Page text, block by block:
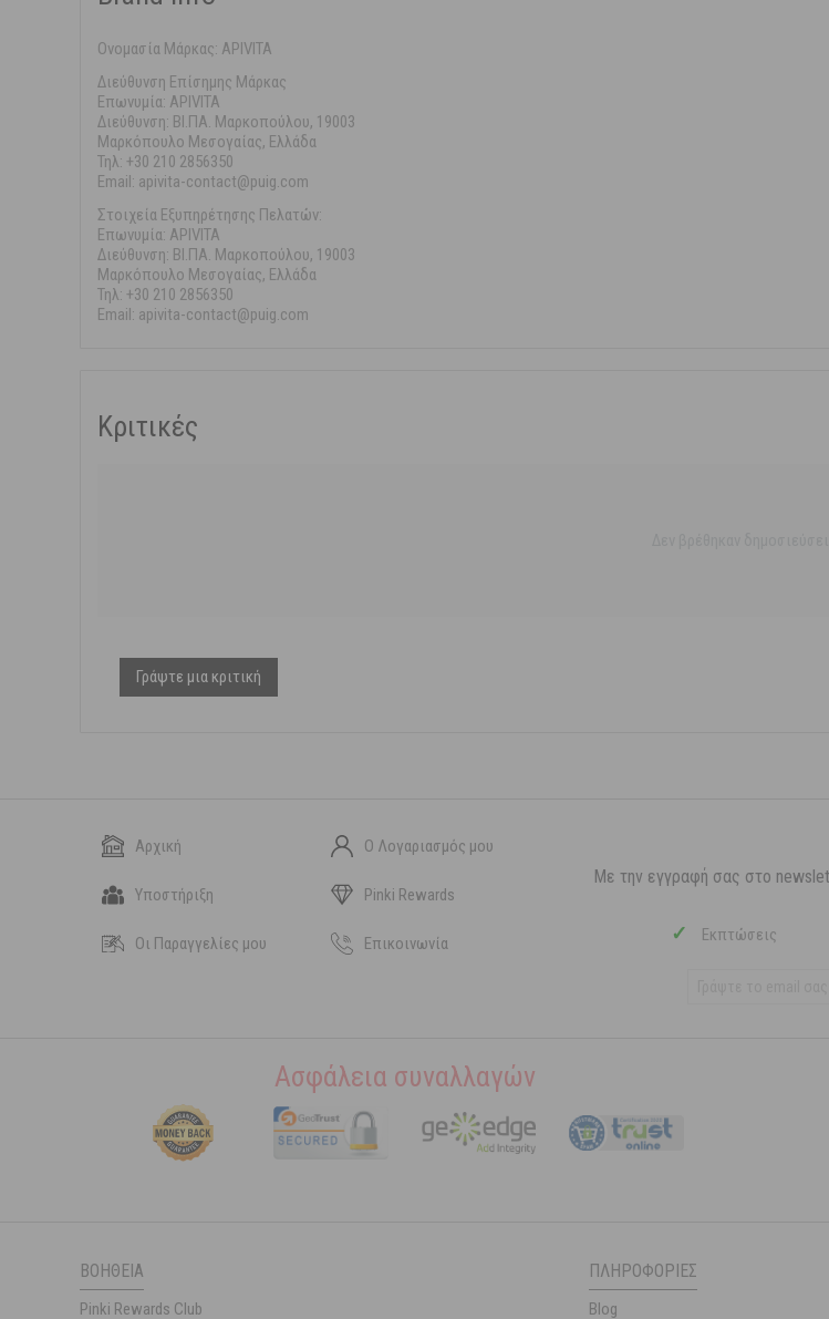
Ονομασία Μάρκας: APIVITA
Διεύθυνση Επίσημης Μάρκας
Επωνυμία: APIVITA
Διεύθυνση: ΒΙ.ΠΑ. Μαρκοπούλου, 19003
Μαρκόπουλο Μεσογαίας, Ελλάδα
Τηλ: +30 210 2856350
Email: apivita-contact@puig.com
Στοιχεία Εξυπηρέτησης Πελατών:
Επωνυμία: APIVITA
Διεύθυνση: ΒΙ.ΠΑ. Μαρκοπούλου, 19003
Μαρκόπουλο Μεσογαίας, Ελλάδα
Τηλ: +30 210 2856350
Email: apivita-contact@puig.com
Κριτικές
Γράψτε μια κριτική
Αρχική Ο Λογαριασμός μου
Υποστήριξη Pinki Rewards
Οι Παραγγελίες μου Επικοινωνία
Με την εγγραφή σας στο
✓ Εκπτώσεις
Ασφάλεια συναλλαγών
ΒΟΉΘΕΙΑ
Pinki Rewards Club
ΠΛΗΡΟΦΟΡΊΕΣ
Blog